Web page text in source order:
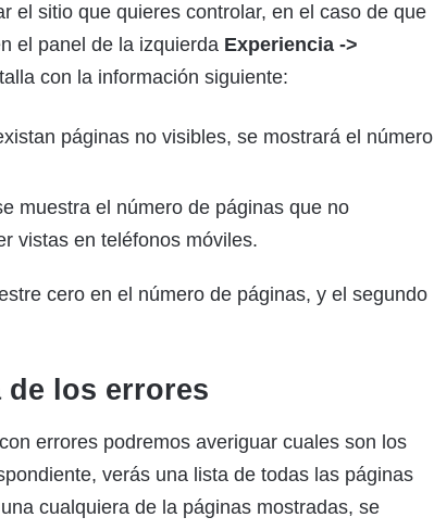
el sitio que quieres controlar, en el caso de que
el panel de la izquierda Experiencia ->
con la información siguiente:
páginas no visibles, se mostrará el número
muestra el número de páginas que no
vistas en teléfonos móviles.
cero en el número de páginas, y el segundo
los errores
errores podremos averiguar cuales son los
verás una lista de todas las páginas
cualquiera de la páginas mostradas, se